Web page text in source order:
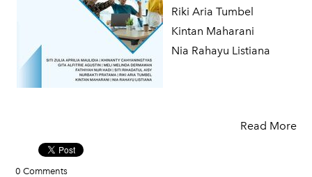
Riki Aria Tumbel
Kintan Maharani
Nia Rahayu Listiana
Read More
0 Comments